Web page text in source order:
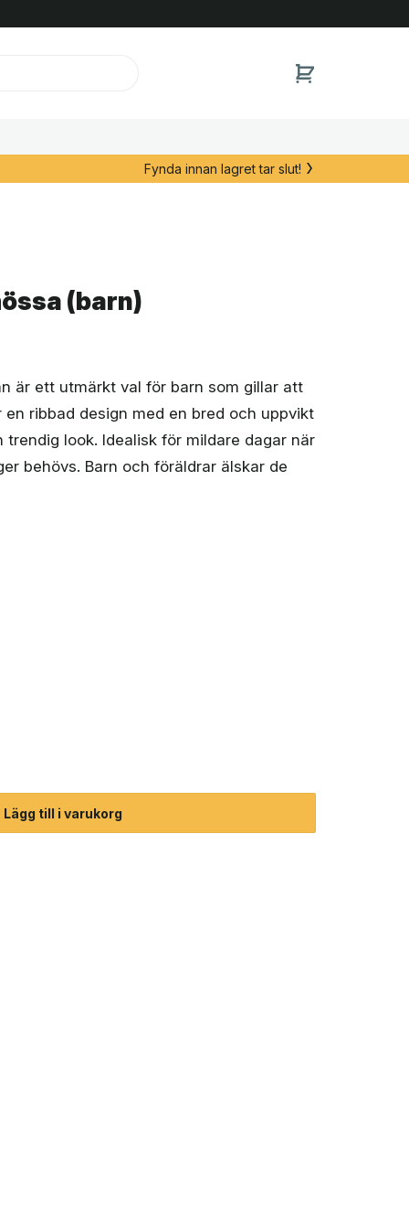
Fynda innan lagret tar slut!
(barn)
är ett utmärkt val för barn som gillar att
ribbad design med en bred och uppvikt
look. Idealisk för mildare dagar när
behövs. Barn och föräldrar älskar de
Lägg till i varukorg